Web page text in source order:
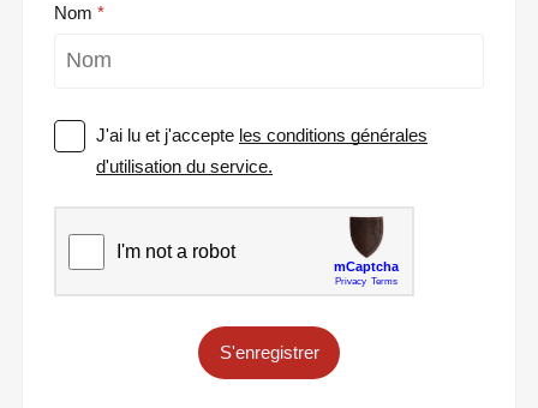
Nom
J'ai lu et j'accepte les conditions générales
d'utilisation du service.
S'enregistrer